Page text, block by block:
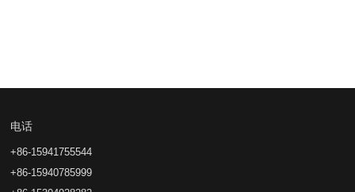
电话
+86-15941755544
+86-15940785999